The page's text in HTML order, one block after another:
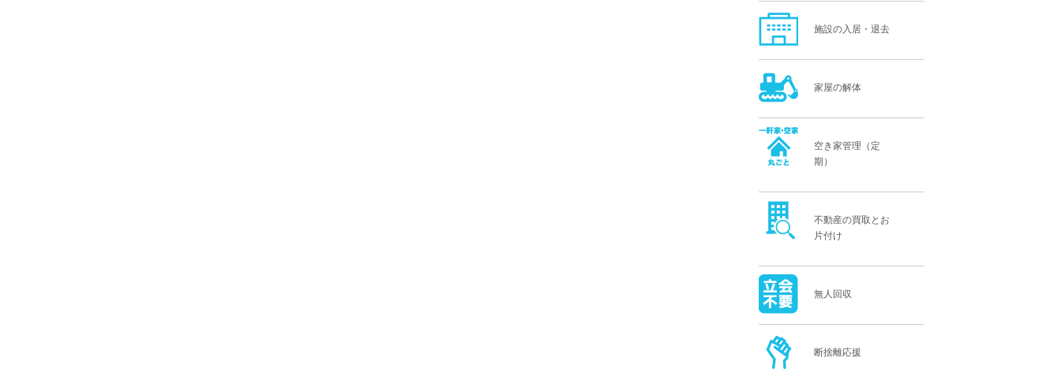
施設の入居・退去
家屋の解体
空き家管理（定
期）
不動産の買取とお
片付け
無人回収
断捨離応援